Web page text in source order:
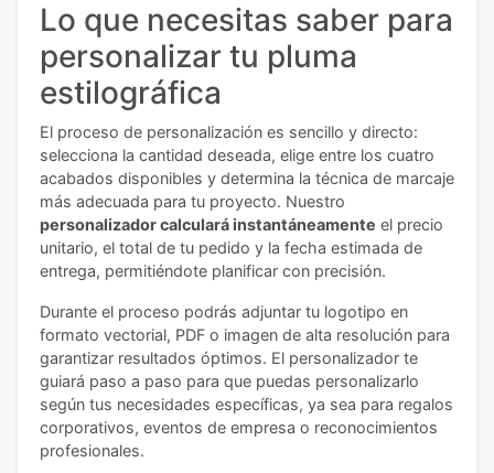
Lo que necesitas saber para
personalizar tu pluma
estilográfica
El proceso de personalización es sencillo y directo:
selecciona la cantidad deseada, elige entre los cuatro
acabados disponibles y determina la técnica de marcaje
más adecuada para tu proyecto. Nuestro
personalizador calculará instantáneamente el precio
unitario, el total de tu pedido y la fecha estimada de
entrega, permitiéndote planificar con precisión.
Durante el proceso podrás adjuntar tu logotipo en
formato vectorial, PDF o imagen de alta resolución para
garantizar resultados óptimos. El personalizador te
guiará paso a paso para que puedas personalizarlo
según tus necesidades específicas, ya sea para regalos
corporativos, eventos de empresa o reconocimientos
profesionales.